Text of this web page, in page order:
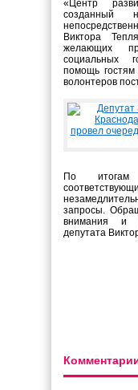
«Центр
созданный
Виктора
желающих
социальных
помощь
волонтеров
По итогам
запросы.
внимания и
депутата